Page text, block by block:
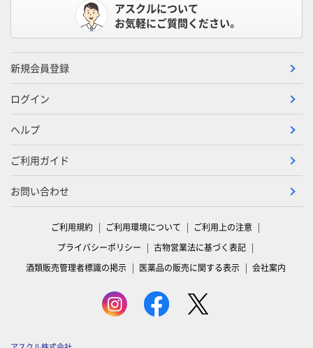
アスクルについて
お気軽にご質問ください。
新規会員登録
ログイン
ヘルプ
ご利用ガイド
お問い合わせ
ご利用規約 ご利用環境について
ご利用上の注意
プライバシーポリシー
古物営業法に基づく表記
酒類販売管理者標識の掲示
医薬品の販売に関する表示 会社案内